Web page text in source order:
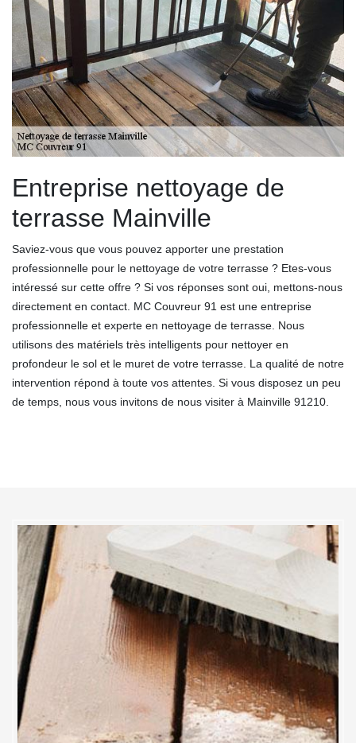
Entreprise nettoyage de
terrasse Mainville
Saviez-vous que vous pouvez apporter une prestation
professionnelle pour le nettoyage de votre terrasse ? Etes-vous
intéressé sur cette offre ? Si vos réponses sont oui, mettons-nous
directement en contact. MC Couvreur 91 est une entreprise
professionnelle et experte en nettoyage de terrasse. Nous
utilisons des matériels très intelligents pour nettoyer en
profondeur le sol et le muret de votre terrasse. La qualité de notre
intervention répond à toute vos attentes. Si vous disposez un peu
de temps, nous vous invitons de nous visiter à Mainville 91210.